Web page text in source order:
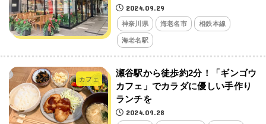
2024.09.29
神奈川県 海老名市 相鉄本線
海老名駅
カフェ
瀬谷駅から徒歩約2分！「ギンゴウ
カフェ」でカラダに優しい手作り
ランチを
2024.09.28